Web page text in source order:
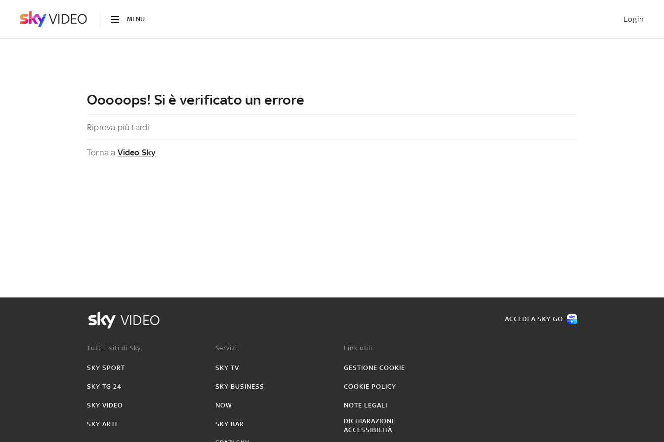
MENU Login
Ooooops! Si è verificato un errore
Riprova più tardi
Torna a Video Sky
VIDEO ACCEDI A SKY GO
Tutti i siti di Sky:
SKY SPORT
SKY TG 24
SKY VIDEO
SKY ARTE
Servizi:
SKY TV
SKY BUSINESS
NOW
SKY BAR
Link utili:
GESTIONE COOKIE
COOKIE POLICY
NOTE LEGALI
DICHIARAZIONE
ACCESSIBILITÀ